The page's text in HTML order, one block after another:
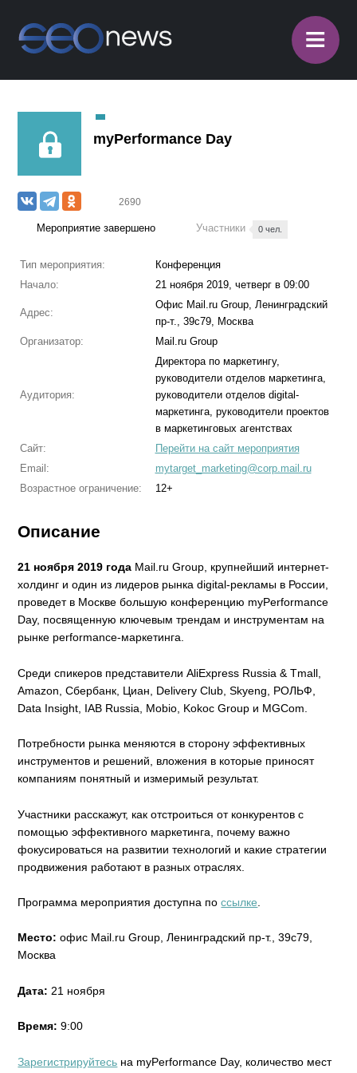
≡
myPerformance Day
2690
Мероприятие завершено Участники 0 чел.
Тип мероприятия:
Конференция
Начало:
21 ноября 2019, четверг в 09:00
Адрес:
Офис Mail.ru Group, Ленинградский
пр-т., 39с79, Москва
Организатор:
Mail.ru Group
Аудитория:
Директора по маркетингу,
руководители отделов маркетинга,
руководители отделов digital-
маркетинга, руководители проектов
в маркетинговых агентствах
Сайт:
Перейти на сайт мероприятия
Email:
mytarget_marketing@corp.mail.ru
Возрастное ограничение:
12+
Описание
21 ноября 2019 года Mail.ru Group, крупнейший интернет-
холдинг и один из лидеров рынка digital-рекламы в России,
проведет в Москве большую конференцию myPerformance
Day, посвященную ключевым трендам и инструментам на
рынке performance-маркетинга.
Среди спикеров представители AliExpress Russia & Tmall,
Amazon, Сбербанк, Циан, Delivery Club, Skyeng, РОЛЬФ,
Data Insight, IAB Russia, Mobio, Kokoc Group и MGCom.
Потребности рынка меняются в сторону эффективных
инструментов и решений, вложения в которые приносят
компаниям понятный и измеримый результат.
Участники расскажут, как отстроиться от конкурентов с
помощью эффективного маркетинга, почему важно
фокусироваться на развитии технологий и какие стратегии
продвижения работают в разных отраслях.
Программа мероприятия доступна поссылке
Место: офис Mail.ru Group, Ленинградский пр-т., 39с79,
Москва
Дата: 21 ноября
Время:9:00
Зарегистрируйтесь на myPerformance Day, количество мест